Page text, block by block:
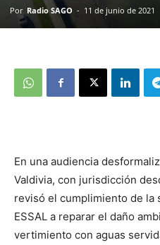
Por Radio SAGO - 11 de junio de 2021
En una audiencia
Valdivia, con jurisdicción
revisó el cumplimiento de la
ESSAL a reparar el daño
vertimiento con aguas